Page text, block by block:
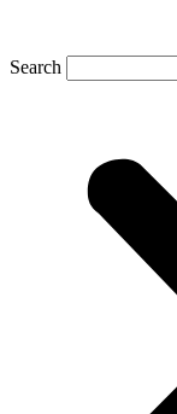
Search